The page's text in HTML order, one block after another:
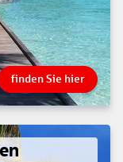
finden Sie hier